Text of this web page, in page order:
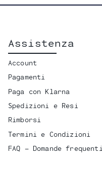
Assistenza
Account
Pagamenti
Paga con Klarna
Spedizioni e Resi
Rimborsi
Termini e Condizioni
FAQ - Domande frequenti